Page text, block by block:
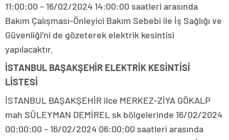
11:00:00 – 16/02/2024 14:00:00 saatleri arasında
Bakım Çalışması-Önleyici Bakım Sebebi ile İş Sağlığı ve
Güvenliği’ni de gözeterek elektrik kesintisi
yapılacaktır.
İSTANBUL BAŞAKŞEHİR ELEKTRİK KESİNTİSİ
LİSTESİ
İSTANBUL BAŞAKŞEHİR ilce MERKEZ-ZİYA GÖKALP
mah SÜLEYMAN DEMİREL sk bölgelerinde 16/02/2024
00:00:00 – 16/02/2024 06:00:00 saatleri arasında